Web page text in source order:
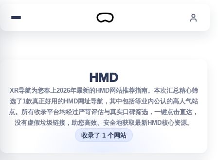
HMD
XR导航为您奉上2026年最新的HMD网站推荐指南。本次汇总精心筛
选了1款真正好用的HMD网址导航，其中包括等业内公认的高人气站
点。所有收录平台均经过严苛评估与真实口碑筛选，一键点击直达，
没有虚假垃圾链接，助您高效、安全地获取最新HMD核心资源。
收录了 1 个网站